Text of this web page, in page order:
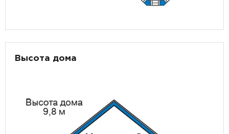
Высота дома